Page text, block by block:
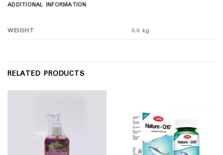
ADDITIONAL INFORMATION
WEIGHT 0.0 kg
RELATED PRODUCTS